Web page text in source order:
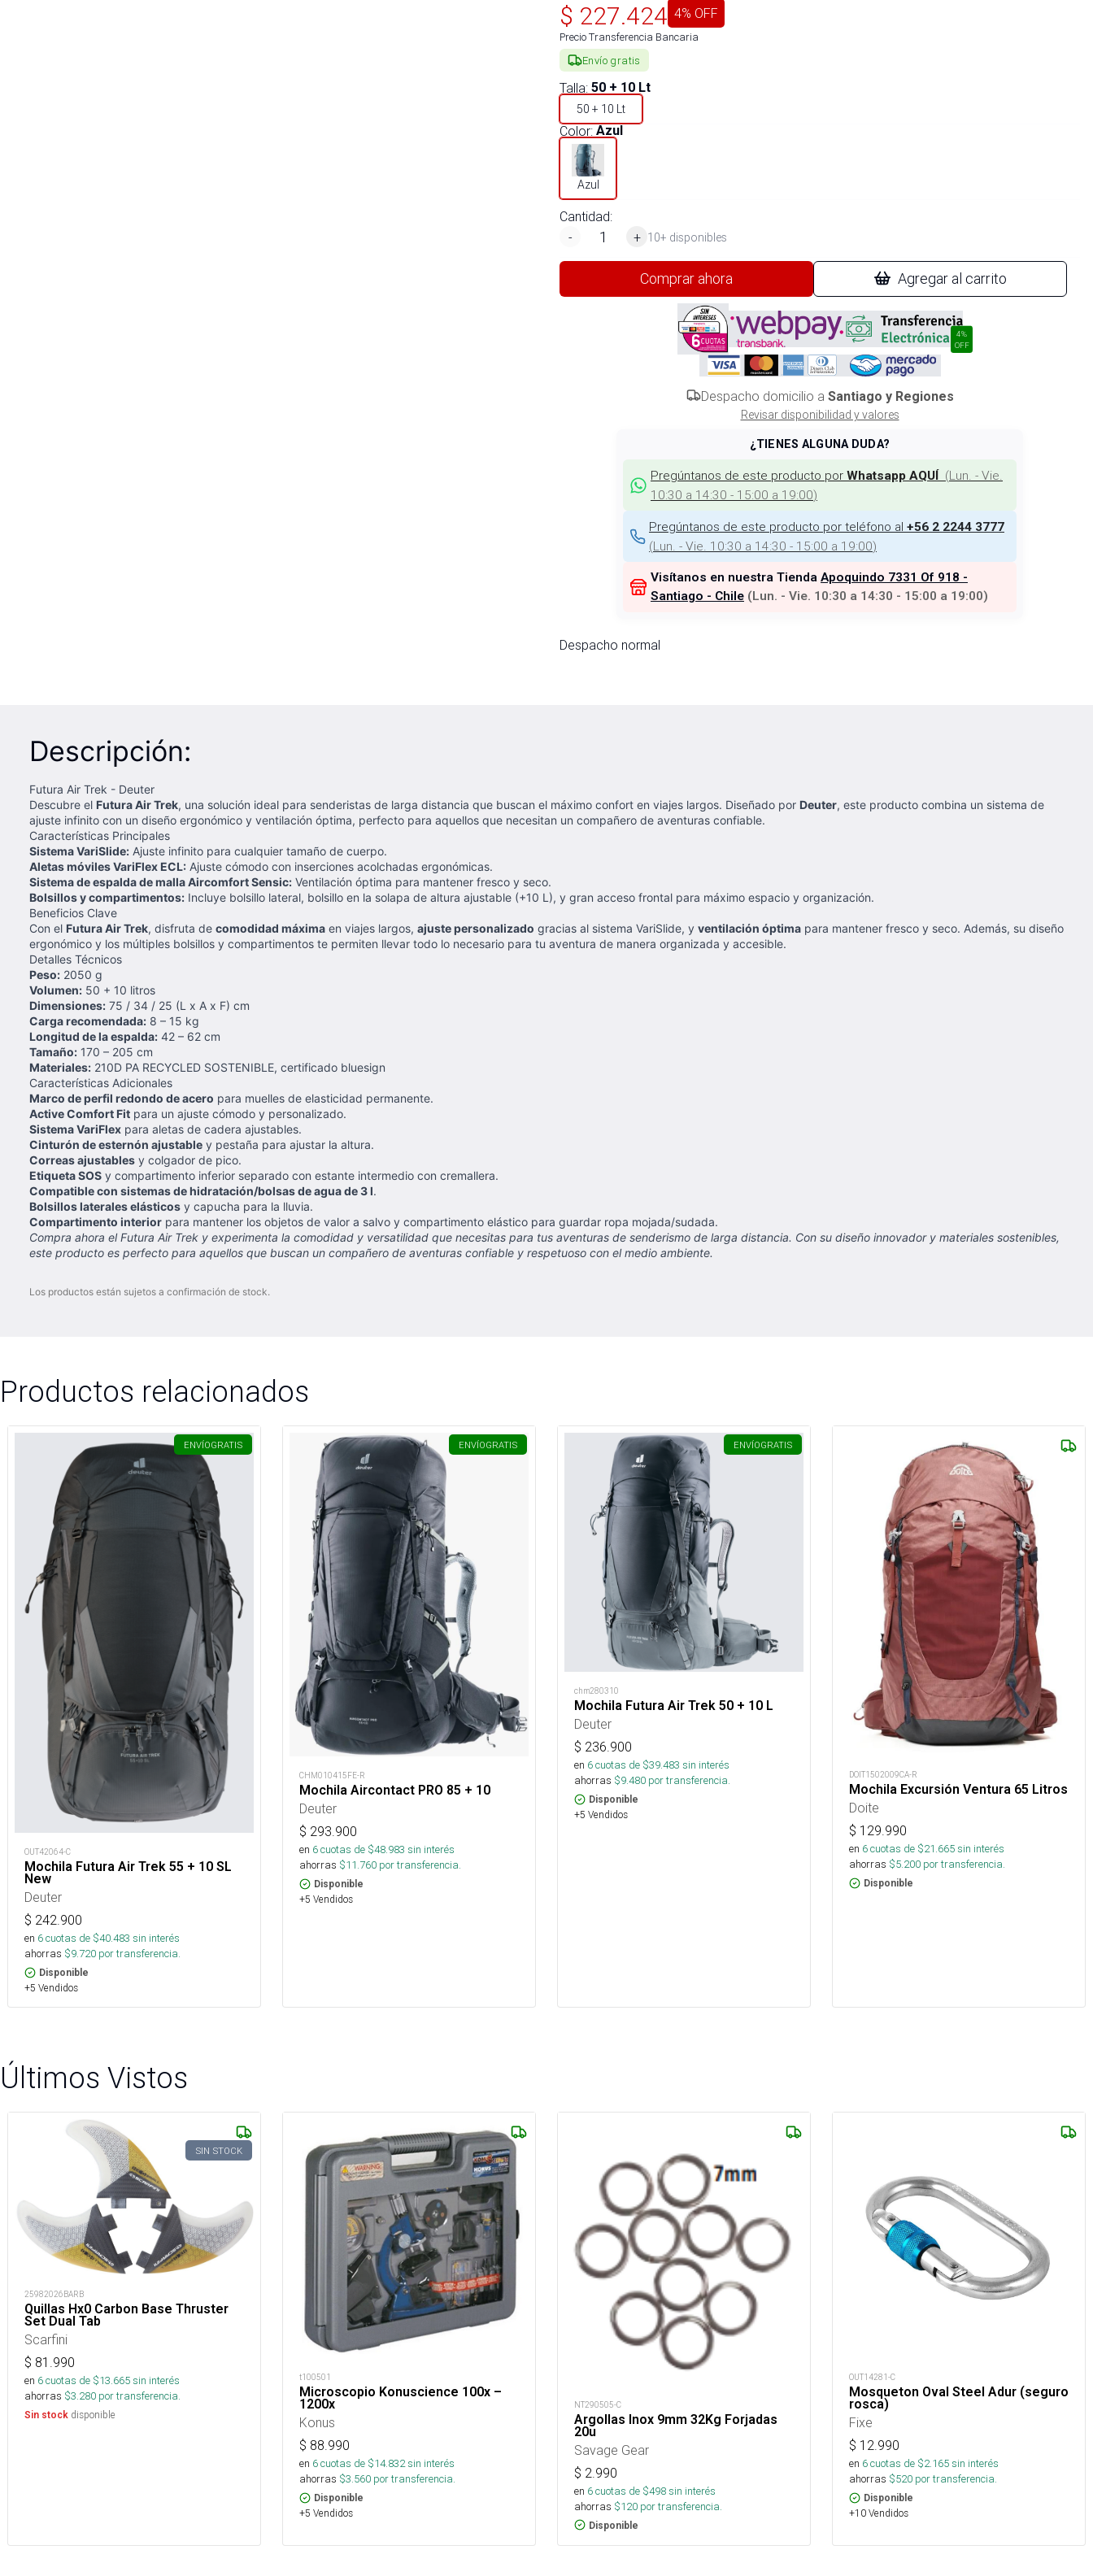
$ 227.424 4% OFF
Precio Transferencia Bancaria
Envío gratis
Talla: 50 + 10 Lt
50 + 10 Lt
Color: Azul
Azul
Cantidad:
-
+ 10+ disponibles
Comprar ahora Agregar al carrito
4%
OFF
Despacho domicilio a Santiago y Regiones
Revisar disponibilidad y valores
¿TIENES ALGUNA DUDA?
Pregúntanos de este producto por Whatsapp AQUÍ (Lun. - Vie.
10:30 a 14:30 - 15:00 a 19:00)
Pregúntanos de este producto por teléfono al +56 2 2244 3777
(Lun. - Vie. 10:30 a 14:30 - 15:00 a 19:00)
Visítanos en nuestra Tienda Apoquindo 7331 Of 918 -
Santiago - Chile (Lun. - Vie. 10:30 a 14:30 - 15:00 a 19:00)
Despacho normal
Descripción:
Futura Air Trek - Deuter
Descubre el Futura Air Trek, una solución ideal para senderistas de larga distancia que buscan el máximo confort en viajes largos. Diseñado por Deuter, este producto combina un sistema de
ajuste infinito con un diseño ergonómico y ventilación óptima, perfecto para aquellos que necesitan un compañero de aventuras confiable.
Características Principales
Sistema VariSlide: Ajuste infinito para cualquier tamaño de cuerpo.
Aletas móviles VariFlex ECL: Ajuste cómodo con inserciones acolchadas ergonómicas.
Sistema de espalda de malla Aircomfort Sensic: Ventilación óptima para mantener fresco y seco.
Bolsillos y compartimentos: Incluye bolsillo lateral, bolsillo en la solapa de altura ajustable (+10 L), y gran acceso frontal para máximo espacio y organización.
Beneficios Clave
Con el Futura Air Trek, disfruta de comodidad máxima en viajes largos, ajuste personalizado gracias al sistema VariSlide, y ventilación óptima para mantener fresco y seco. Además, su diseño
ergonómico y los múltiples bolsillos y compartimentos te permiten llevar todo lo necesario para tu aventura de manera organizada y accesible.
Detalles Técnicos
Peso: 2050 g
Volumen: 50 + 10 litros
Dimensiones: 75 / 34 / 25 (L x A x F) cm
Carga recomendada: 8 – 15 kg
Longitud de la espalda: 42 – 62 cm
Tamaño: 170 – 205 cm
Materiales: 210D PA RECYCLED SOSTENIBLE, certificado bluesign
Características Adicionales
Marco de perfil redondo de acero para muelles de elasticidad permanente.
Active Comfort Fit para un ajuste cómodo y personalizado.
Sistema VariFlex para aletas de cadera ajustables.
Cinturón de esternón ajustable y pestaña para ajustar la altura.
Correas ajustables y colgador de pico.
Etiqueta SOS y compartimento inferior separado con estante intermedio con cremallera.
Compatible con sistemas de hidratación/bolsas de agua de 3 l.
Bolsillos laterales elásticos y capucha para la lluvia.
Compartimento interior para mantener los objetos de valor a salvo y compartimento elástico para guardar ropa mojada/sudada.
Compra ahora el Futura Air Trek y experimenta la comodidad y versatilidad que necesitas para tus aventuras de senderismo de larga distancia. Con su diseño innovador y materiales sostenibles,
este producto es perfecto para aquellos que buscan un compañero de aventuras confiable y respetuoso con el medio ambiente.
Los productos están sujetos a confirmación de stock.
Productos relacionados
ENVÍOGRATIS
OUT42064-C
Mochila Futura Air Trek 55 + 10 SL
New
Deuter
$ 242.900
en 6cuotas de $40.483 sin interés
ahorras $9.720 por transferencia.
Disponible
+5 Vendidos
ENVÍOGRATIS
CHM010415FE-R
Mochila Aircontact PRO 85 + 10
Deuter
$ 293.900
en 6cuotas de $48.983 sin interés
ahorras $11.760 por transferencia.
Disponible
+5 Vendidos
ENVÍOGRATIS
chm280310
Mochila Futura Air Trek 50 + 10 L
Deuter
$ 236.900
en 6cuotas de $39.483 sin interés
ahorras $9.480 por transferencia.
Disponible
+5 Vendidos
DOIT1502009CA-R
Mochila Excursión Ventura 65 Litros
Doite
$ 129.990
en 6cuotas de $21.665sin interés
ahorras $5.200 por transferencia.
Disponible
Últimos Vistos
SIN STOCK
25982026BARB
Quillas Hx0 Carbon Base Thruster
Set Dual Tab
Scarfini
$ 81.990
en 6cuotas de $13.665sin interés
ahorras $3.280 por transferencia.
Sin stock disponible
t100501
Microscopio Konuscience 100x –
1200x
Konus
$ 88.990
en 6cuotas de $14.832sin interés
ahorras $3.560 por transferencia.
Disponible
+5 Vendidos
NT290505-C
Argollas Inox 9mm 32Kg Forjadas
20u
Savage Gear
$ 2.990
en 6cuotas de $498sin interés
ahorras $120 por transferencia.
Disponible
OUT14281-C
Mosqueton Oval Steel Adur (seguro
rosca)
Fixe
$ 12.990
en 6cuotas de $2.165sin interés
ahorras $520 por transferencia.
Disponible
+10 Vendidos